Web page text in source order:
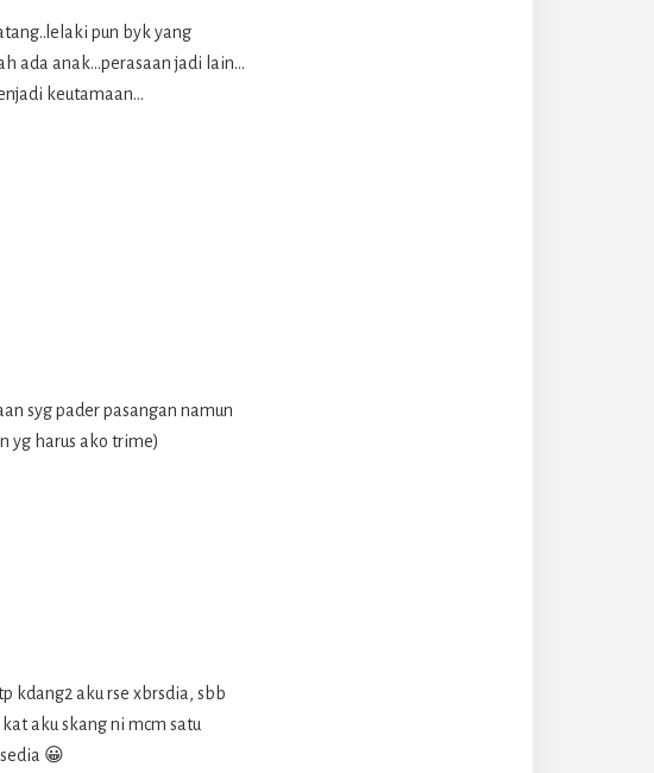
pun byk yang
ada anak…perasaan jadi lain…
keutamaan…
syg pader pasangan namun
yg harus ako trime)
kdang2 aku rse xbrsdia, sbb
aku skang ni mcm satu
😀